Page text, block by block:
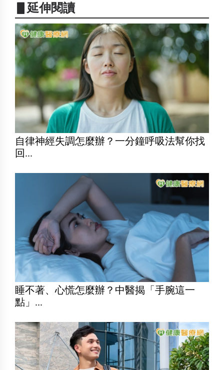
▋延伸閱讀
自律神經失調怎麼辦？一分鐘呼吸法幫你找
回...
睡不著、心慌怎麼辦？中醫揭「手腕這一
點」...